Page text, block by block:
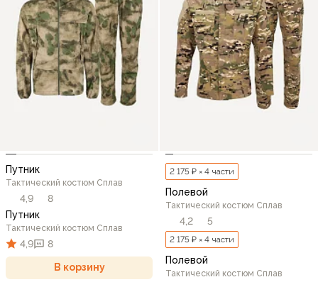
Путник
Тактический костюм Сплав
4,9
8
Путник
Тактический костюм Сплав
4,9 8
В корзину
2 175 ₽ × 4 части
Полевой
Тактический костюм Сплав
4,2 5
2 175 ₽ × 4 части
Полевой
Тактический костюм Сплав